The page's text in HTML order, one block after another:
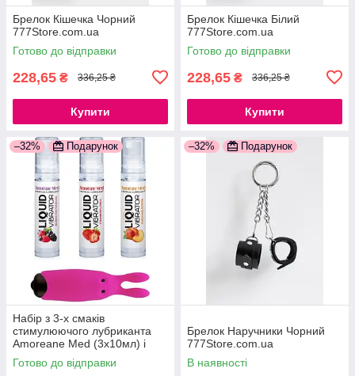
Брелок Кішечка Чорний
777Store.com.ua
Готово до відправки
228,65 ₴ 336,25 ₴
Купити
Брелок Кішечка Білий
777Store.com.ua
Готово до відправки
228,65 ₴ 336,25 ₴
Купити
–32% Подарунок
Набір з 3-х смаків
стимулюючого лубриканта
Amoreane Med (3х10мл) і
вибропули Adrien Lastic Pink
777Store.com.ua
Готово до відправки
–32% Подарунок
Брелок Наручники Чорний
777Store.com.ua
В наявності